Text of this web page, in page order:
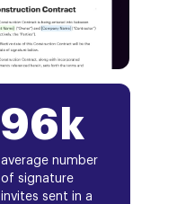
96k
average number
of signature
invites sent in a